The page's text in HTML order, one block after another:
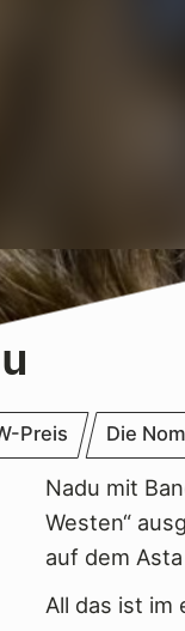
Preis Die
Nadu mit
Westen“
auf dem
All das ist im